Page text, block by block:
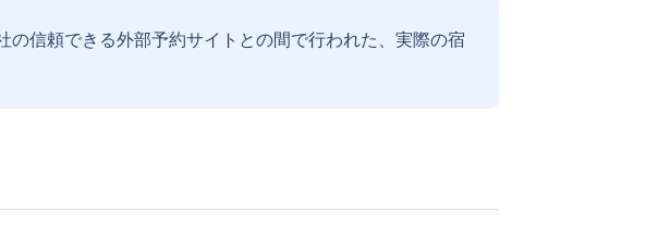
信頼できる外部予約サイトとの間で行われた、実際の宿